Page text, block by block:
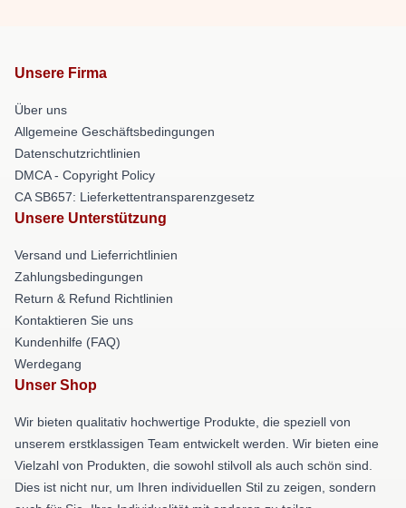
Unsere Firma
Über uns
Allgemeine Geschäftsbedingungen
Datenschutzrichtlinien
DMCA - Copyright Policy
CA SB657: Lieferkettentransparenzgesetz
Unsere Unterstützung
Versand und Lieferrichtlinien
Zahlungsbedingungen
Return & Refund Richtlinien
Kontaktieren Sie uns
Kundenhilfe (FAQ)
Werdegang
Unser Shop
Wir bieten qualitativ hochwertige Produkte, die speziell von
unserem erstklassigen Team entwickelt werden. Wir bieten eine
Vielzahl von Produkten, die sowohl stilvoll als auch schön sind.
Dies ist nicht nur, um Ihren individuellen Stil zu zeigen, sondern